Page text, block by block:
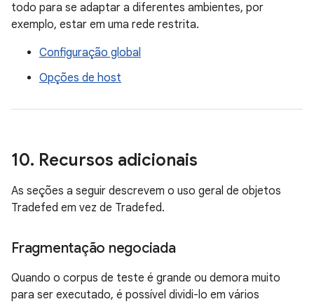
todo para se adaptar a diferentes ambientes, por
exemplo, estar em uma rede restrita.
Configuração global
Opções de host
10. Recursos adicionais
As seções a seguir descrevem o uso geral de objetos
Tradefed em vez de Tradefed.
Fragmentação negociada
Quando o corpus de teste é grande ou demora muito
para ser executado, é possível dividi-lo em vários